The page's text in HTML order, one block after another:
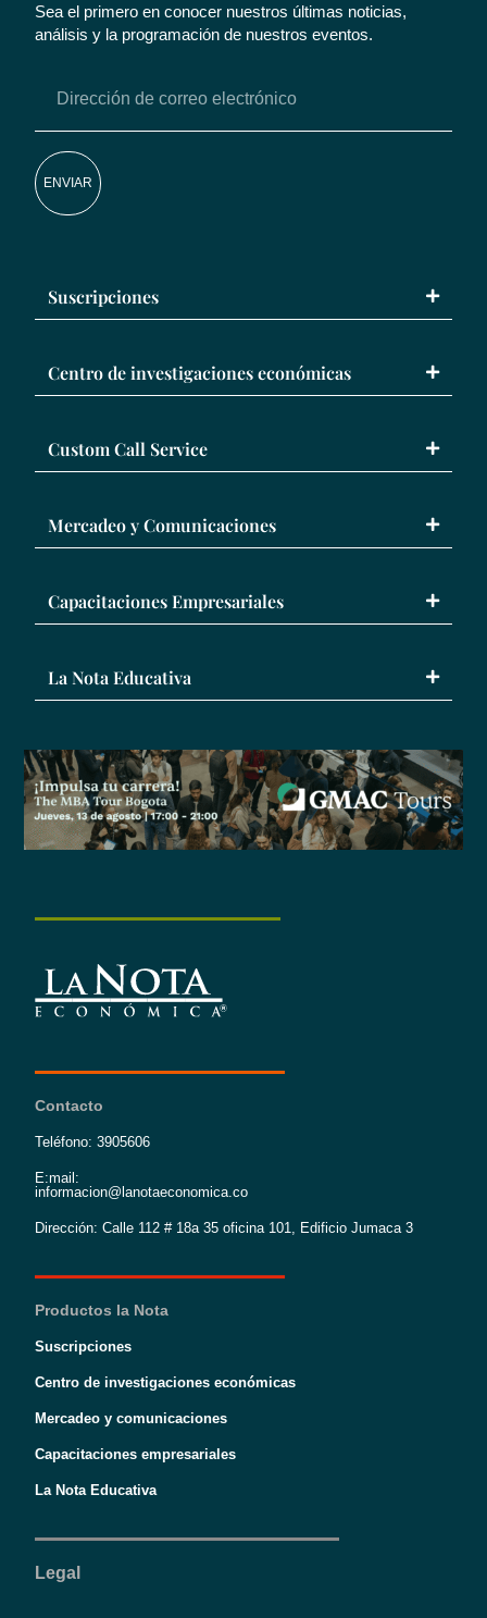
Sea el primero en conocer nuestros últimas noticias,
análisis y la programación de nuestros eventos.
ENVIAR
Suscripciones
Centro de investigaciones económicas
Custom Call Service
Mercadeo y Comunicaciones
Capacitaciones Empresariales
La Nota Educativa
Contacto
Teléfono: 3905606
E:mail:
informacion@lanotaeconomica.co
Dirección: Calle 112 # 18a 35 oficina 101, Edificio Jumaca 3
Productos la Nota
Suscripciones
Centro de investigaciones económicas
Mercadeo y comunicaciones
Capacitaciones empresariales
La Nota Educativa
Legal